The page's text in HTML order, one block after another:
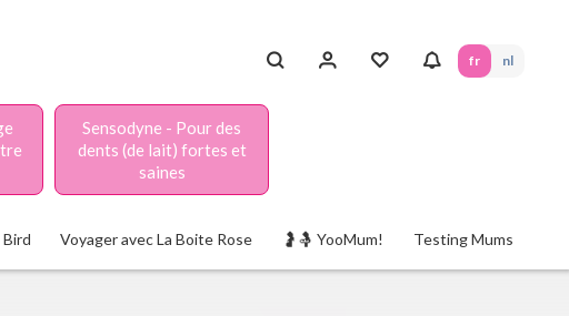
fr nl
Sensodyne - Pour des
dents (de lait) fortes et
saines
Voyager avec La Boite Rose 🤰🤱 YooMum! Testing Mums